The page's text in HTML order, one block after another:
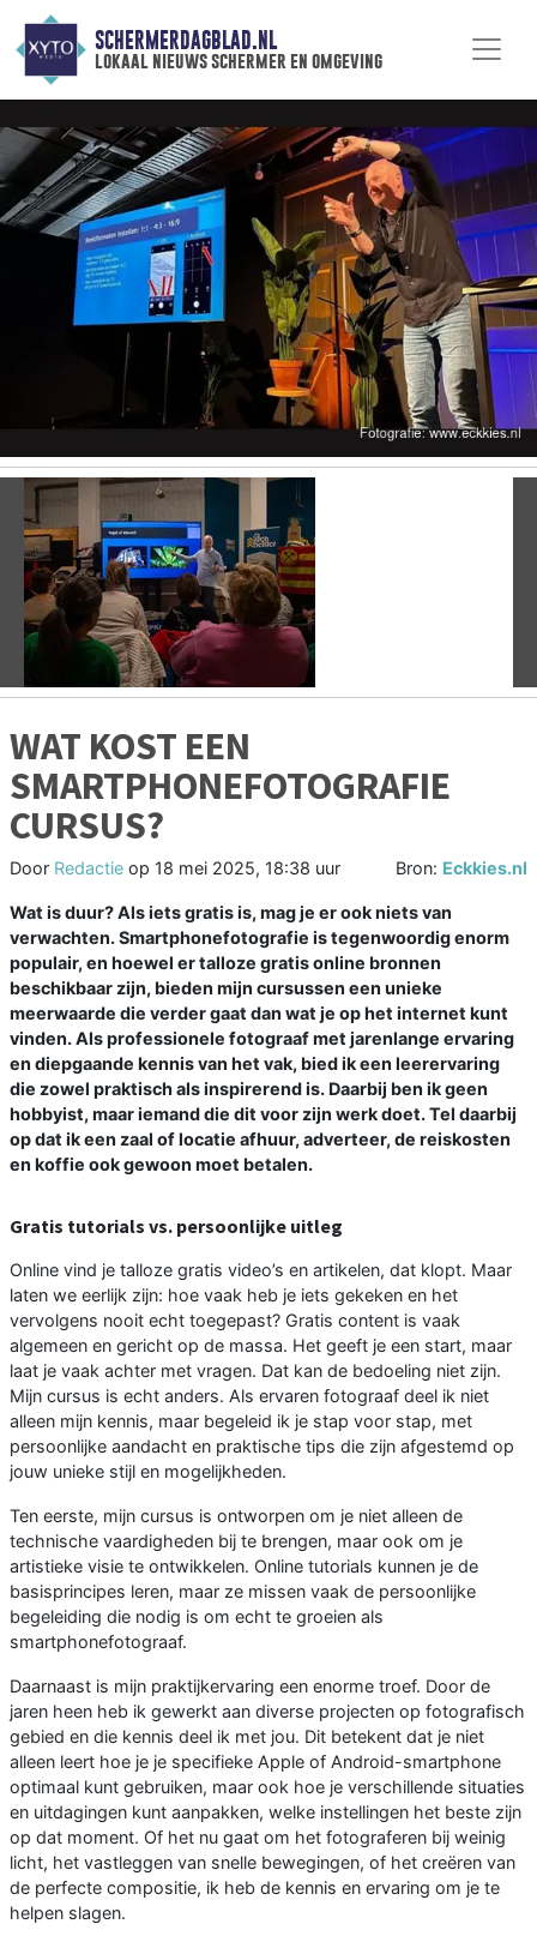
SCHERMERDAGBLAD.NL
lokaal nieuws schermer en omgeving
Vorige
WAT KOST EEN
SMARTPHONEFOTOGRAFIE
CURSUS?
Door Redactie op 18 mei 2025, 18:38 uur Bron: Eckkies.nl
Wat is duur? Als iets gratis is, mag je er ook niets van
verwachten. Smartphonefotografie is tegenwoordig enorm
populair, en hoewel er talloze gratis online bronnen
beschikbaar zijn, bieden mijn cursussen een unieke
meerwaarde die verder gaat dan wat je op het internet kunt
vinden. Als professionele fotograaf met jarenlange ervaring
en diepgaande kennis van het vak, bied ik een leerervaring
die zowel praktisch als inspirerend is. Daarbij ben ik geen
hobbyist, maar iemand die dit voor zijn werk doet. Tel daarbij
op dat ik een zaal of locatie afhuur, adverteer, de reiskosten
en koffie ook gewoon moet betalen.
Gratis tutorials vs. persoonlijke uitleg
Online vind je talloze gratis video’s en artikelen, dat klopt. Maar
laten we eerlijk zijn: hoe vaak heb je iets gekeken en het
vervolgens nooit echt toegepast? Gratis content is vaak
algemeen en gericht op de massa. Het geeft je een start, maar
laat je vaak achter met vragen. Dat kan de bedoeling niet zijn.
Mijn cursus is echt anders. Als ervaren fotograaf deel ik niet
alleen mijn kennis, maar begeleid ik je stap voor stap, met
persoonlijke aandacht en praktische tips die zijn afgestemd op
jouw unieke stijl en mogelijkheden.
Ten eerste, mijn cursus is ontworpen om je niet alleen de
technische vaardigheden bij te brengen, maar ook om je
artistieke visie te ontwikkelen. Online tutorials kunnen je de
basisprincipes leren, maar ze missen vaak de persoonlijke
begeleiding die nodig is om echt te groeien als
smartphonefotograaf.
Daarnaast is mijn praktijkervaring een enorme troef. Door de
jaren heen heb ik gewerkt aan diverse projecten op fotografisch
gebied en die kennis deel ik met jou. Dit betekent dat je niet
alleen leert hoe je je specifieke Apple of Android-smartphone
optimaal kunt gebruiken, maar ook hoe je verschillende situaties
en uitdagingen kunt aanpakken, welke instellingen het beste zijn
op dat moment. Of het nu gaat om het fotograferen bij weinig
licht, het vastleggen van snelle bewegingen, of het creëren van
de perfecte compositie, ik heb de kennis en ervaring om je te
helpen slagen.